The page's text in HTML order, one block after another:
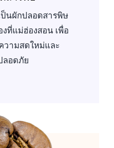
นผักปลอดสารพิษ
งที่แม่ฮ่องสอน เพื่อ
ามสดใหม่และ
ลอดภัย